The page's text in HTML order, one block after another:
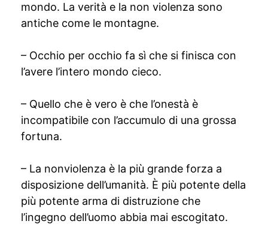
mondo. La verità e la non violenza sono
antiche come le montagne.
– Occhio per occhio fa sì che si finisca con
l’avere l’intero mondo cieco.
– Quello che è vero è che l’onestà è
incompatibile con l’accumulo di una grossa
fortuna.
– La nonviolenza è la più grande forza a
disposizione dell’umanità. È più potente della
più potente arma di distruzione che
l’ingegno dell’uomo abbia mai escogitato.